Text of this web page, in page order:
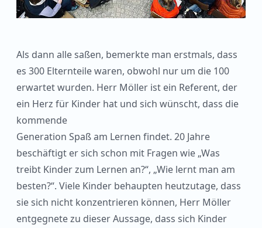
Als dann alle saßen, bemerkte man erstmals, dass
es 300 Elternteile waren, obwohl nur um die 100
erwartet wurden. Herr Möller ist ein Referent, der
ein Herz für Kinder hat und sich wünscht, dass die
kommende
Generation Spaß am Lernen findet. 20 Jahre
beschäftigt er sich schon mit Fragen wie „Was
treibt Kinder zum Lernen an?“, „Wie lernt man am
besten?“. Viele Kinder behaupten heutzutage, dass
sie sich nicht konzentrieren können, Herr Möller
entgegnete zu dieser Aussage, dass sich Kinder